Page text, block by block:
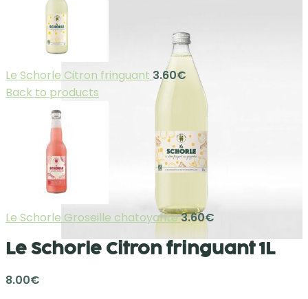
Le Schorle Citron fringuant 3.60€
Back to products
Le Schorle Groseille chatoyante3.60€
Le Schorle Citron fringuant 1L
8.00€